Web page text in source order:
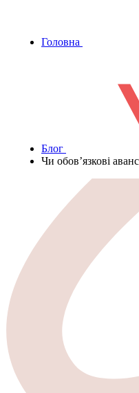
Головна
Блог
Чи обов’язкові